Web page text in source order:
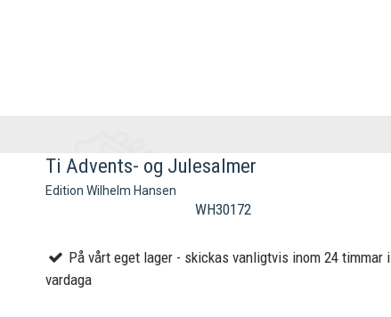
Ti Advents- og Julesalmer
Edition Wilhelm Hansen
WH30172
På vårt eget lager - skickas vanligtvis inom 24 timmar i
vardaga